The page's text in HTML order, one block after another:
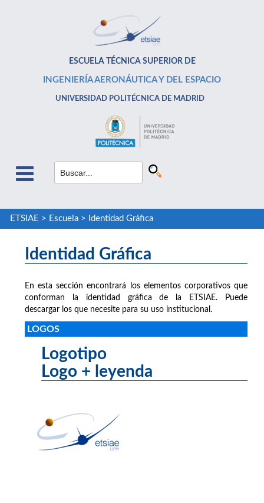
ESCUELA TÉCNICA SUPERIOR DE
INGENIERÍA AERONÁUTICA Y DEL ESPACIO
UNIVERSIDAD POLITÉCNICA DE MADRID
ETSIAE > Escuela> Identidad Gráfica
Identidad Gráfica
En esta sección encontrará los elementos corporativos que
conforman la identidad gráfica de la ETSIAE. Puede
descargar los que necesite para su uso institucional.
LOGOS
Logotipo
Logo + leyenda